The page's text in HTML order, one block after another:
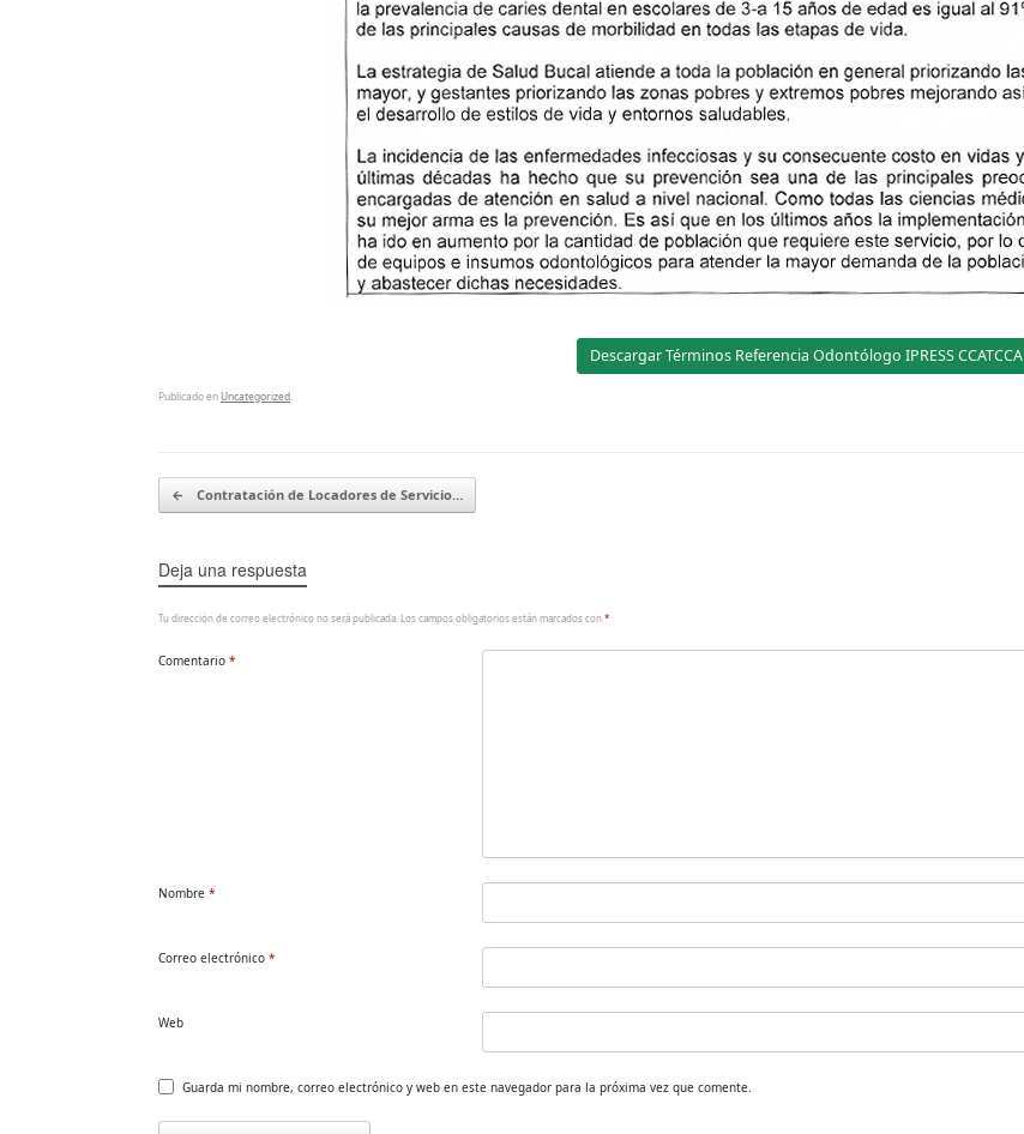
Descargar Términos Referencia Odontólogo IPRESS CCATCCA
Publicado enUncategorized
Navegador de artículos
← Contratación de Locadores de Servicio…
Deja una respuesta
Tu dirección de correo electrónico no será publicada. Los campos obligatorios están marcados con*
Comentario *
Nombre *
Correo electrónico *
Web
Guarda mi nombre, correo electrónico y web en este navegador para la próxima vez que comente.